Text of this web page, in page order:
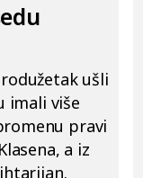
ušli
imali više
pravi
a iz